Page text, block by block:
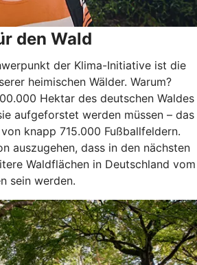
den Wald
der Klima-Initiative ist die
heimischen Wälder. Warum?
Hektar des deutschen Waldes
aufgeforstet werden müssen – das
knapp 715.000 Fußballfeldern.
auszugehen, dass in den nächsten
Waldflächen in Deutschland vom
sein werden.